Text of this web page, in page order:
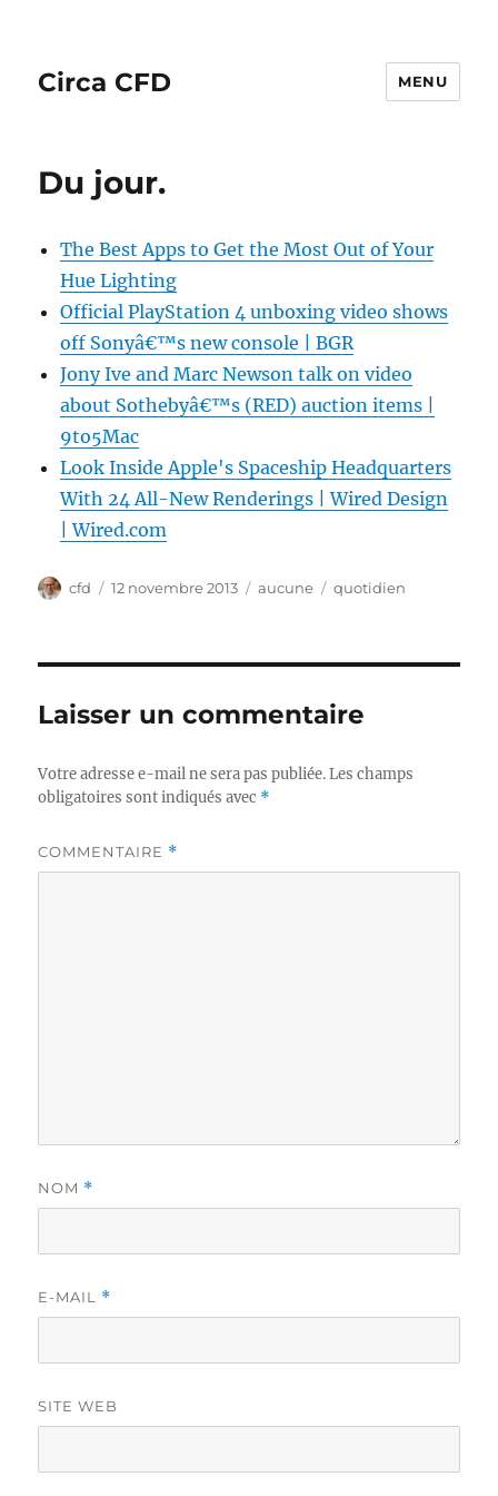
Circa CFD MENU
Du jour.
The Best Apps to Get the Most Out of Your
Hue Lighting
Official PlayStation 4 unboxing video shows
off Sonyâ€™s new console | BGR
Jony Ive and Marc Newson talk on video
about Sothebyâ€™s (RED) auction items |
9to5Mac
Look Inside Apple's Spaceship Headquarters
With 24 All-New Renderings | Wired Design
| Wired.com
Auteur
cfd
Publié
12 novembre 2013 Catégories
aucune Étiquettes
quotidien
Laisser un commentaire
Votre adresse e-mail ne sera pas publiée. Les champs
obligatoires sont indiqués avec *
COMMENTAIRE *
NOM *
E-MAIL *
SITE WEB